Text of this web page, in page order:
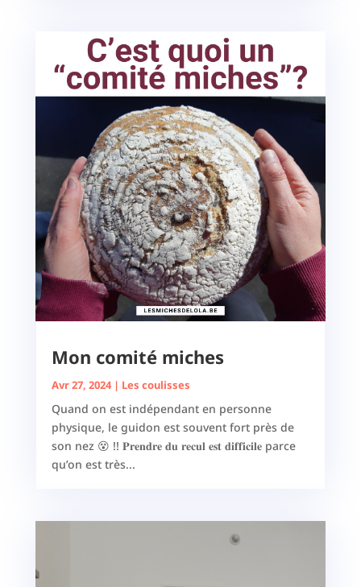
Mon comité miches
Avr 27, 2024| Les coulisses
Quand on est indépendant en personne
physique, le guidon est souvent fort près de
son nez 😵 !! 𝐏𝐫𝐞𝐧𝐝𝐫𝐞 𝐝𝐮 𝐫𝐞𝐜𝐮𝐥 𝐞𝐬𝐭 𝐝𝐢𝐟𝐟𝐢𝐜𝐢𝐥𝐞 parce
qu’on est très...